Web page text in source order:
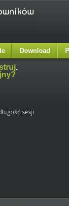
Download
.
sesji